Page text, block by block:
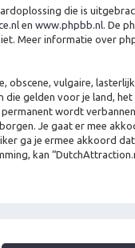
die is
en www.phpbb.nl . De
Meer informatie over
obscene, vulgaire,
gelden voor je land,
wordt
Je gaat er mee
ga je ermee akkoord
kan